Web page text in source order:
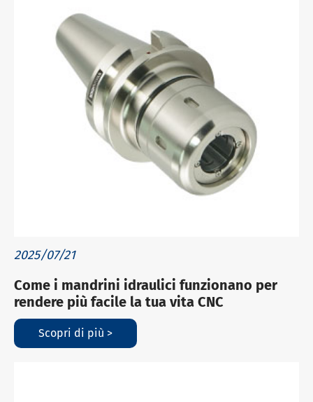
2025/07/21
Come i mandrini idraulici funzionano per
rendere più facile la tua vita CNC
Scopri di più >